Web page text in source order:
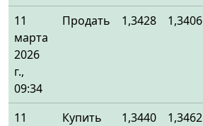
11
марта
2026
г.,
09:34
Продать 1,3428 1,3406
11
Купить 1,3440 1,3462